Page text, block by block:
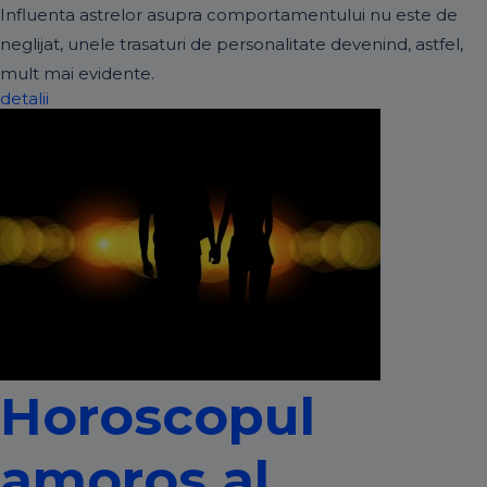
Influenta astrelor asupra comportamentului nu este de
neglijat, unele trasaturi de personalitate devenind, astfel,
mult mai evidente.
detalii
Horoscopul